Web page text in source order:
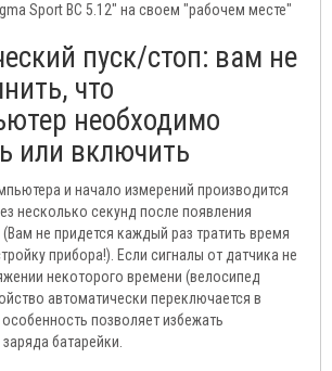
Sport BC 5.12" на своем "рабочем месте"
пуск/стоп: вам не
что
необходимо
или включить
и начало измерений производится
несколько секунд после появления
(Вам не придется каждый раз тратить время
прибора!). Если сигналы от датчика не
некоторого времени (велосипед
автоматически переключается в
позволяет избежать
батарейки.